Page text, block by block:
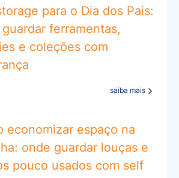
para o Dia dos Pais:
ferramentas,
e coleções com
saiba mais
economizar espaço na
onde guardar louças e
pouco usados com self